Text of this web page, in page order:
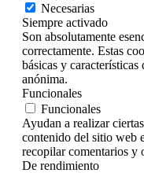
Necesarias
Siempre activado
Son absolutamente
correctamente. Estas
básicas y
anónima.
Funcionales
Funcionales
Ayudan a realizar
contenido del sitio web
recopilar comentarios y
De rendimiento